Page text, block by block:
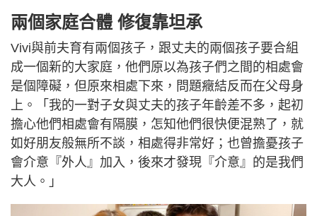
兩個家庭合體 修復靠坦承
Vivi與前夫育有兩個孩子，跟丈夫的兩個孩子要合組
成一個新的大家庭，他們原以為孩子們之間的相處會
是個障礙，但原來相處下來，問題癥結反而在父母身
上。「我的一對子女與丈夫的孩子年齡差不多，起初
擔心他們相處會有隔膜，怎知他們很快便混熟了，就
如好朋友般無所不談，相處得非常好；也曾擔憂孩子
會介意『外人』加入，後來才發現『介意』的是我們
大人。」